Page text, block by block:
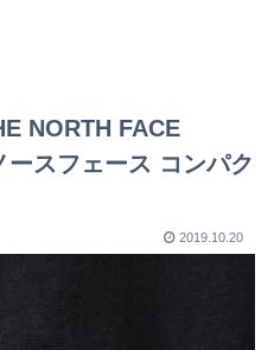
NORTH FACE
スフェース コンパク
2019.10.20